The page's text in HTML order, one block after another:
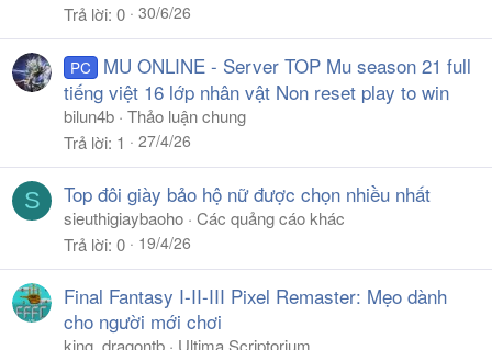
Trả lời 0 30/6/26
PC
MU ONLINE - Server TOP Mu season 21 full
tiếng việt 16 lớp nhân vật Non reset play to win
bilun4b Thảo luận chung
Trả lời 1 27/4/26
S Top đôi giày bảo hộ nữ được chọn nhiều nhất
sieuthigiaybaoho Các quảng cáo khác
Trả lời 0 19/4/26
Final Fantasy I-II-III Pixel Remaster: Mẹo dành
cho người mới chơi
king_dragontb
Ultima Scriptorium